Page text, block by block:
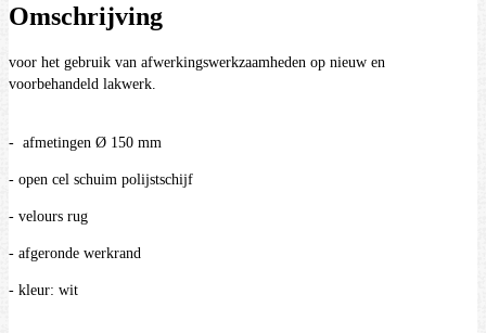
Omschrijving
voor het gebruik van afwerkingswerkzaamheden op nieuw en
voorbehandeld lakwerk.
- afmetingen Ø 150 mm
- open cel schuim polijstschijf
- velours rug
- afgeronde werkrand
- kleur: wit